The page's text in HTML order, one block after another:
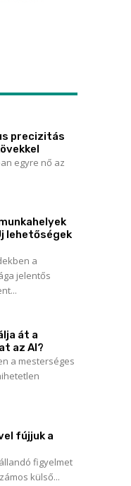
precizitás
egyre nő az
lehetőségek
a
jelentős
át a
az AI?
a mesterséges
fújjuk a
figyelmet
külső...